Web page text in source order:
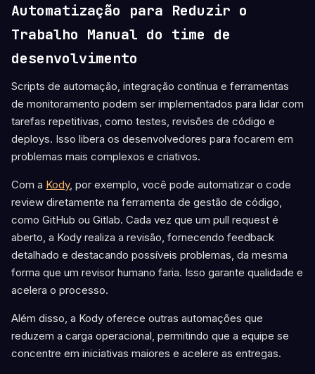
Automatização para Reduzir o
Trabalho Manual do time de
desenvolvimento
Scripts de automação, integração contínua e ferramentas
de monitoramento podem ser implementados para lidar com
tarefas repetitivas, como testes, revisões de código e
deploys. Isso libera os desenvolvedores para focarem em
problemas mais complexos e criativos.
Com a Kody, por exemplo, você pode automatizar o code
review diretamente na ferramenta de gestão de código,
como GitHub ou Gitlab. Cada vez que um pull request é
aberto, a Kody realiza a revisão, fornecendo feedback
detalhado e destacando possíveis problemas, da mesma
forma que um revisor humano faria. Isso garante qualidade e
acelera o processo.
Além disso, a Kody oferece outras automações que
reduzem a carga operacional, permitindo que a equipe se
concentre em iniciativas maiores e acelere as entregas.